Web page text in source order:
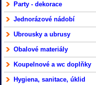
Party - dekorace
Jednorázové nádobí
Ubrousky a ubrusy
Obalové materiály
Koupelnové a wc doplňky
Hygiena, sanitace, úklid